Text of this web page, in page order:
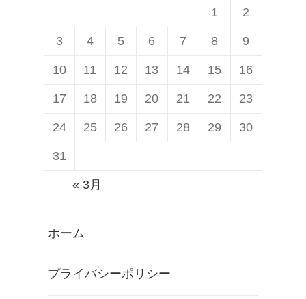
1 2
3 4 5 6 7 8 9
10 11 12 13 14 15 16
17 18 19 20 21 22 23
24 25 26 27 28 29 30
31
« 3月
ホーム
プライバシーポリシー